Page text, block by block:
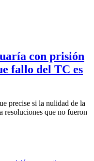
con prisión
fallo del TC es
precise si la nulidad de la
resoluciones que no fueron